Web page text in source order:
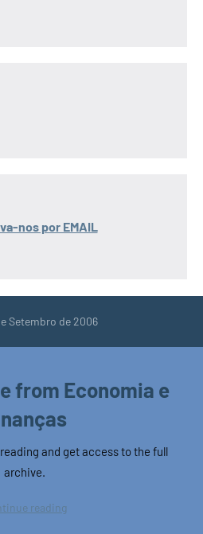
nos por EMAIL
Setembro de 2006
from Economia e
and get access to the full
archive.
reading